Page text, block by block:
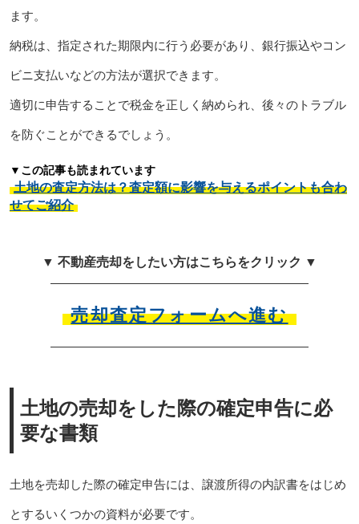
ます。
納税は、指定された期限内に行う必要があり、銀行振込やコン
ビニ支払いなどの方法が選択できます。
適切に申告することで税金を正しく納められ、後々のトラブル
を防ぐことができるでしょう。
▼この記事も読まれています
土地の査定方法は？査定額に影響を与えるポイントも合わ
せてご紹介
▼ 不動産売却をしたい方はこちらをクリック ▼
売却査定フォームへ進む
土地の売却をした際の確定申告に必
要な書類
土地を売却した際の確定申告には、譲渡所得の内訳書をはじめ
とするいくつかの資料が必要です。